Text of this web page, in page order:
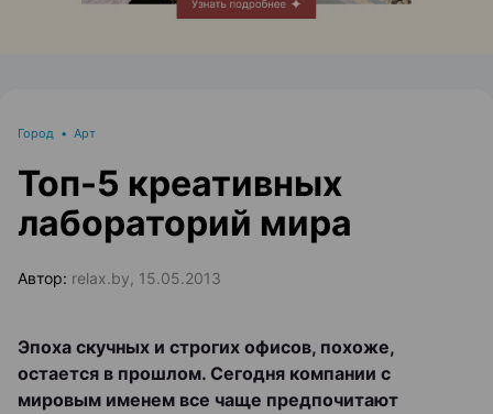
Город • Арт
Топ-5 креативных
лабораторий мира
Автор: relax.by, 15.05.2013
Эпоха скучных и строгих офисов, похоже,
остается в прошлом. Сегодня компании с
мировым именем все чаще предпочитают